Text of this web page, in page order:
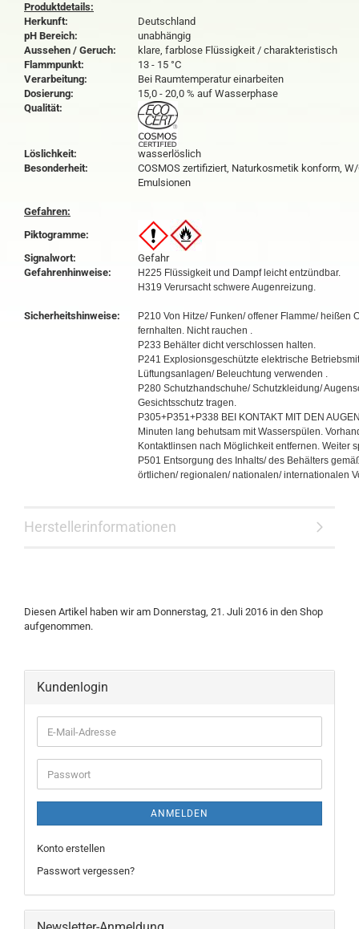
Produktdetails:
Herkunft:
Deutschland
pH Bereich:
unabhängig
Aussehen / Geruch:
klare, farblose Flüssigkeit / charakteristisch
Flammpunkt:
13 - 15 °C
Verarbeitung:
Bei Raumtemperatur einarbeiten
Dosierung:
15,0 - 20,0 % auf Wasserphase
Qualität:
Löslichkeit:
wasserlöslich
Besonderheit:
COSMOS zertifiziert, Naturkosmetik konform,
Emulsionen
Gefahren:
Piktogramme:
Signalwort:
Gefahr
Gefahrenhinweise:
H225 Flüssigkeit und Dampf leicht entzündbar.
H319 Verursacht schwere Augenreizung.
Sicherheitshinweise:
P210 Von Hitze/ Funken/ offener Flamme/ heißen
fernhalten. Nicht rauchen .
P233 Behälter dicht verschlossen halten.
P241 Explosionsgeschützte elektrische
Lüftungsanlagen/ Beleuchtung verwenden .
P280 Schutzhandschuhe/ Schutzkleidung/
Gesichtsschutz tragen.
P305+P351+P338 BEI KONTAKT MIT DEN
Minuten lang behutsam mit Wasserspülen.
Kontaktlinsen nach Möglichkeit entfernen. Weiter
P501 Entsorgung des Inhalts/ des Behälters
örtlichen/ regionalen/ nationalen/ internationalen
Herstellerinformationen
Diesen Artikel haben wir am Donnerstag, 21. Juli 2016 in den Shop
aufgenommen.
Kundenlogin
ANMELDEN
Konto erstellen
Passwort vergessen?